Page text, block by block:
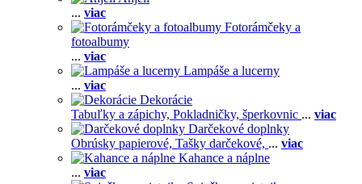
... viac
Fotorámčeky a
fotoalbumy
... viac
Lampáše a lucerny
... viac
Dekorácie
Tabuľky a zápichy, Pokladničky, šperkovnic ... viac
Darčekové doplnky
Obrúsky papierové, Tašky darčekové, ... viac
Kahance a náplne
... viac